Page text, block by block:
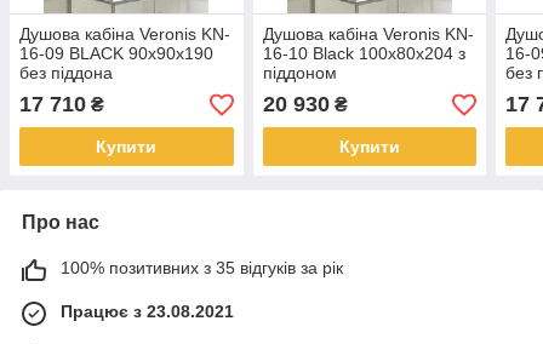
Душова кабіна Veronis KN-
16-09 BLACK 90х90х190
без піддона
17 710 ₴
Купити
Душова кабіна Veronis KN-
16-10 Black 100х80х204 з
піддоном
20 930₴
Купити
16-
без
17
Про нас
100% позитивних з 35 відгуків за рік
Працює з 23.08.2021